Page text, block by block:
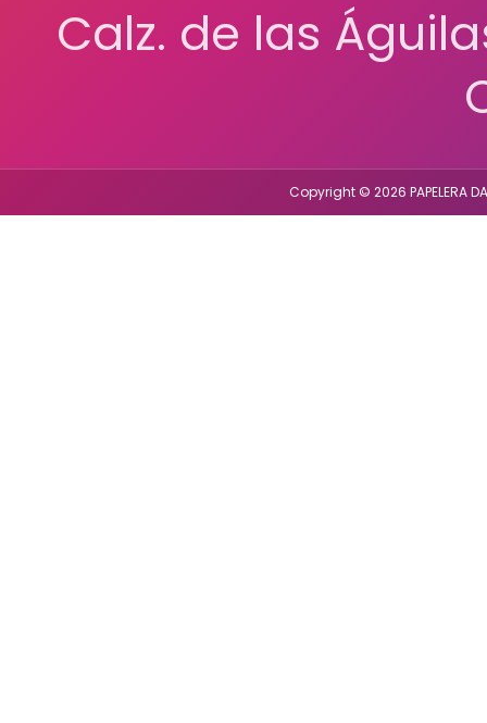
Calz. de las
Copyright © 2026 PAPELERA